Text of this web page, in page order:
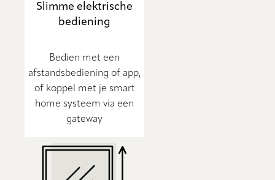
Slimme elektrische
bediening
Bedien met een
afstandsbediening of app,
of koppel met je smart
home systeem via een
gateway